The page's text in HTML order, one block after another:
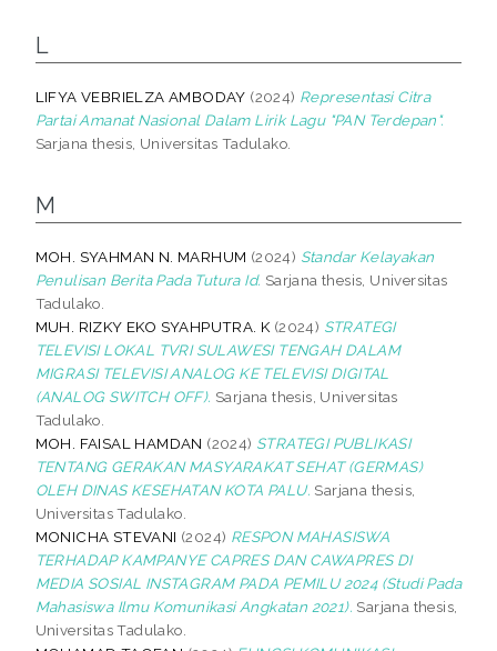
L
LIFYA VEBRIELZA AMBODAY (2024) Representasi Citra
Partai Amanat Nasional Dalam Lirik Lagu "PAN Terdepan".
Sarjana thesis, Universitas Tadulako.
M
MOH. SYAHMAN N. MARHUM (2024) Standar Kelayakan
Penulisan Berita Pada Tutura Id. Sarjana thesis, Universitas
Tadulako.
MUH. RIZKY EKO SYAHPUTRA. K (2024) STRATEGI
TELEVISI LOKAL TVRI SULAWESI TENGAH DALAM
MIGRASI TELEVISI ANALOG KE TELEVISI DIGITAL
(ANALOG SWITCH OFF). Sarjana thesis, Universitas
Tadulako.
MOH. FAISAL HAMDAN (2024) STRATEGI PUBLIKASI
TENTANG GERAKAN MASYARAKAT SEHAT (GERMAS)
OLEH DINAS KESEHATAN KOTA PALU. Sarjana thesis,
Universitas Tadulako.
MONICHA STEVANI (2024) RESPON MAHASISWA
TERHADAP KAMPANYE CAPRES DAN CAWAPRES DI
MEDIA SOSIAL INSTAGRAM PADA PEMILU 2024 (Studi Pada
Mahasiswa Ilmu Komunikasi Angkatan 2021). Sarjana thesis,
Universitas Tadulako.